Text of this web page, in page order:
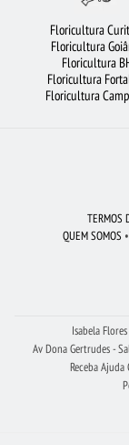
FLORICULTURA
ROSAS
BUQUÊ
FLORICULTURA
FLORICULTURA
CESTA
CIDADES
Floricultura
Floricultura
Floricultura
Floricultura
Floricultura
TERMOS
QUEM SOMOS •
Isabela
Av Dona Gertrudes -
Receba